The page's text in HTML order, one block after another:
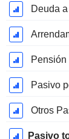
Deuda
Pasivo
Otros
Pasivo